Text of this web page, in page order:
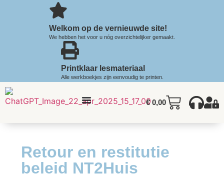
Welkom op de vernieuwde site!
We hebben het voor u nóg overzichtelijker gemaakt.
Printklaar lesmateriaal
Alle werkboekjes zijn eenvoudig te printen.
€0,00
Retour en restitutie
beleid NT2Huis